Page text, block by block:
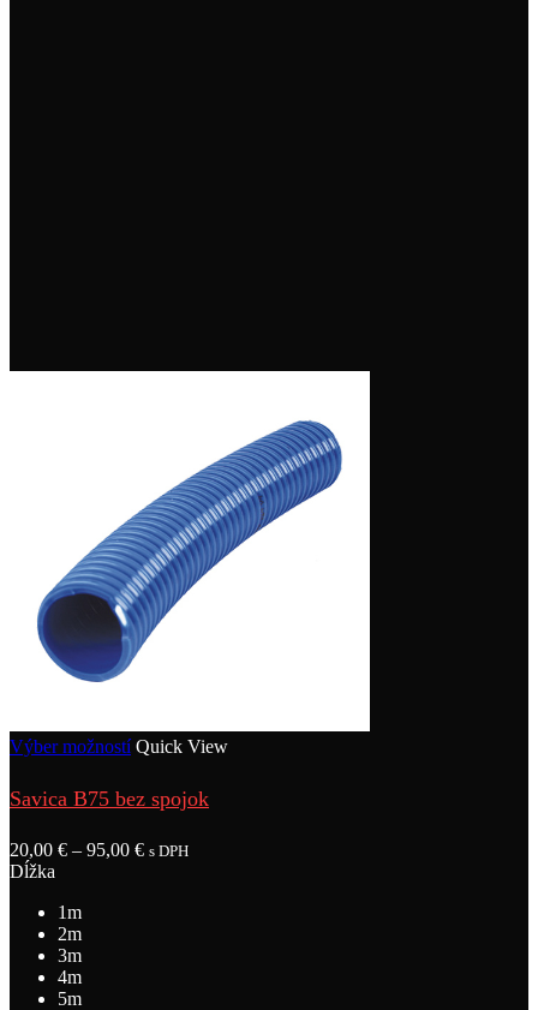
Výber možností Quick View
Savica B75 bez spojok
20,00 € – 95,00 € s DPH
Dĺžka
1m
2m
3m
4m
5m